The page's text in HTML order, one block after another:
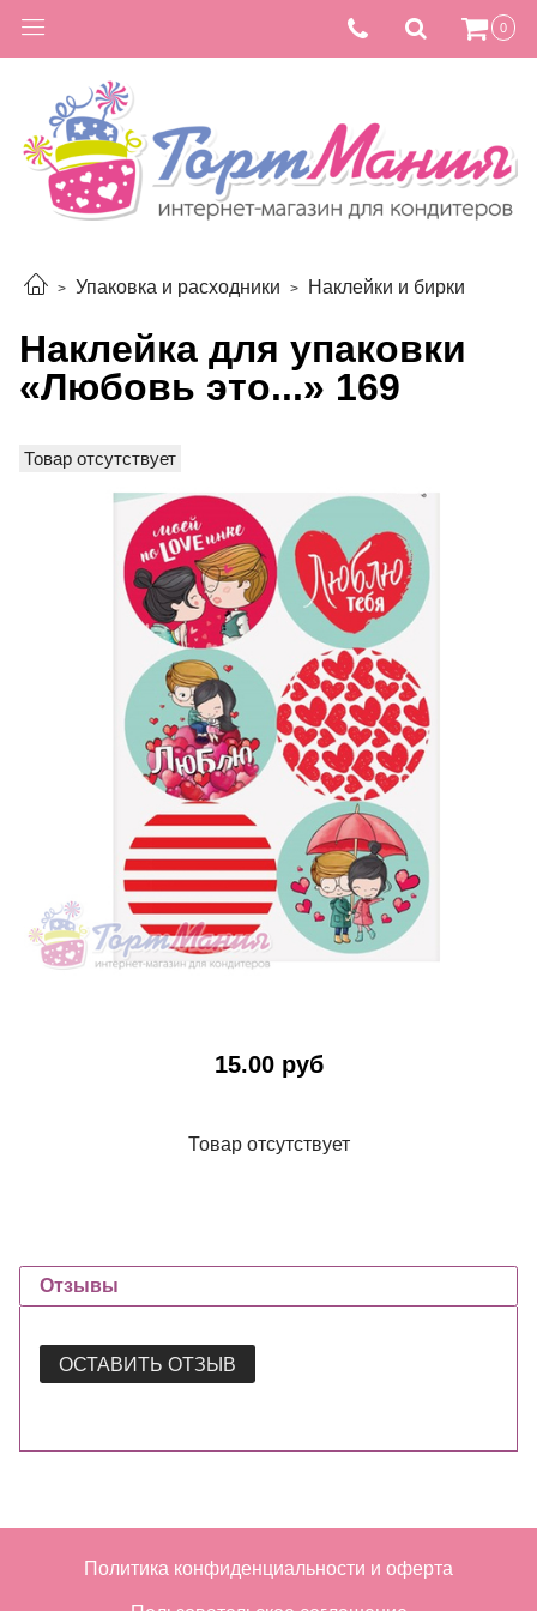
0
Упаковка и расходники Наклейки и бирки
Наклейка для упаковки
«Любовь это...» 169
Товар отсутствует
15.00 руб
Товар отсутствует
Отзывы
ОСТАВИТЬ ОТЗЫВ
Политика конфиденциальности и оферта